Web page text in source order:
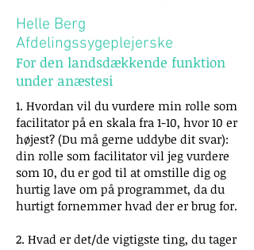
Helle Berg
Afdelingssygeplejerske
For den landsdækkende funktion
under anæstesi
1. Hvordan vil du vurdere min rolle som
facilitator på en skala fra 1-10, hvor 10 er
højest? (Du må gerne uddybe dit svar):
din rolle som facilitator vil jeg vurdere
som 10, du er god til at omstille dig og
hurtig lave om på programmet, da du
hurtigt fornemmer hvad der er brug for.
2. Hvad er det/de vigtigste ting, du tager